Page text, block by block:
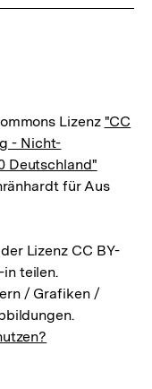
Lizenz "CC
- Nicht-
Deutschland"
für Aus
Lizenz CC BY-
teilen.
/ Grafiken /